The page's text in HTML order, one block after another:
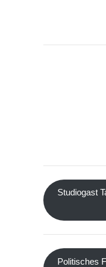
Studiogast
Politisches